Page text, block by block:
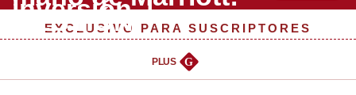
Management & Empleo
EXCLUSIVO PARA SUSCRIPTORES
PLUS G